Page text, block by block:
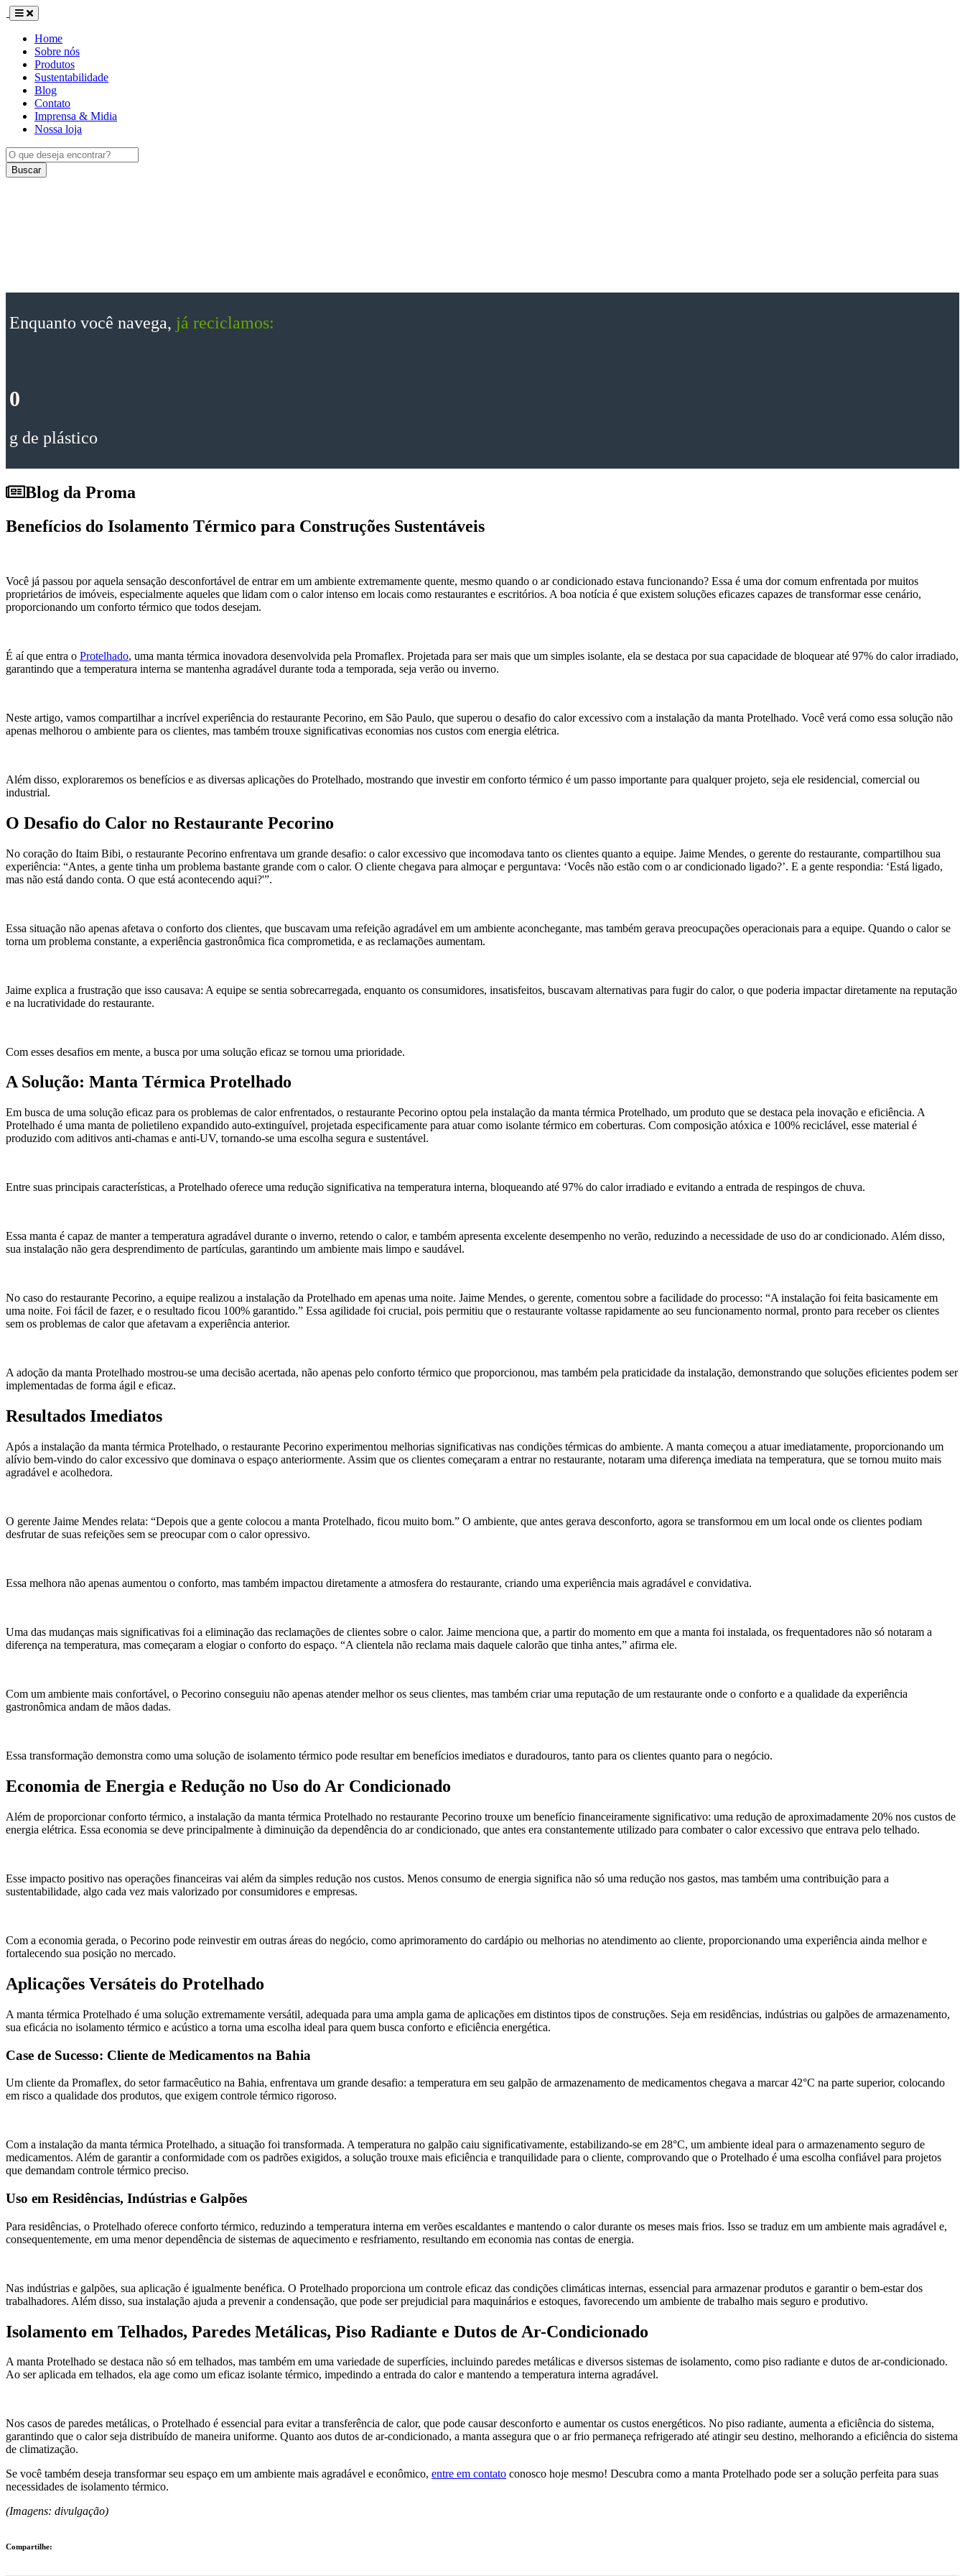
Home
Sobre nós
Produtos
Sustentabilidade
Blog
Contato
Imprensa & Midia
Nossa loja
Buscar
Enquanto você navega, já reciclamos:
10
g de plástico
Blog da Proma
Benefícios do Isolamento Térmico para Construções Sustentáveis
Você já passou por aquela sensação desconfortável de entrar em um ambiente extremamente quente, mesmo quando o ar condicionado estava funcionando? Essa é uma dor comum enfrentada por muitos
proprietários de imóveis, especialmente aqueles que lidam com o calor intenso em locais como restaurantes e escritórios. A boa notícia é que existem soluções eficazes capazes de transformar esse cenário,
proporcionando um conforto térmico que todos desejam.
É aí que entra o Protelhado, uma manta térmica inovadora desenvolvida pela Promaflex. Projetada para ser mais que um simples isolante, ela se destaca por sua capacidade de bloquear até 97% do calor irradiado,
garantindo que a temperatura interna se mantenha agradável durante toda a temporada, seja verão ou inverno.
Neste artigo, vamos compartilhar a incrível experiência do restaurante Pecorino, em São Paulo, que superou o desafio do calor excessivo com a instalação da manta Protelhado. Você verá como essa solução não
apenas melhorou o ambiente para os clientes, mas também trouxe significativas economias nos custos com energia elétrica.
Além disso, exploraremos os benefícios e as diversas aplicações do Protelhado, mostrando que investir em conforto térmico é um passo importante para qualquer projeto, seja ele residencial, comercial ou
industrial.
O Desafio do Calor no Restaurante Pecorino
No coração do Itaim Bibi, o restaurante Pecorino enfrentava um grande desafio: o calor excessivo que incomodava tanto os clientes quanto a equipe. Jaime Mendes, o gerente do restaurante, compartilhou sua
experiência: “Antes, a gente tinha um problema bastante grande com o calor. O cliente chegava para almoçar e perguntava: ‘Vocês não estão com o ar condicionado ligado?’. E a gente respondia: ‘Está ligado,
mas não está dando conta. O que está acontecendo aqui?'”.
Essa situação não apenas afetava o conforto dos clientes, que buscavam uma refeição agradável em um ambiente aconchegante, mas também gerava preocupações operacionais para a equipe. Quando o calor se
torna um problema constante, a experiência gastronômica fica comprometida, e as reclamações aumentam.
Jaime explica a frustração que isso causava: A equipe se sentia sobrecarregada, enquanto os consumidores, insatisfeitos, buscavam alternativas para fugir do calor, o que poderia impactar diretamente na reputação
e na lucratividade do restaurante.
Com esses desafios em mente, a busca por uma solução eficaz se tornou uma prioridade.
A Solução: Manta Térmica Protelhado
Em busca de uma solução eficaz para os problemas de calor enfrentados, o restaurante Pecorino optou pela instalação da manta térmica Protelhado, um produto que se destaca pela inovação e eficiência. A
Protelhado é uma manta de polietileno expandido auto-extinguível, projetada especificamente para atuar como isolante térmico em coberturas. Com composição atóxica e 100% reciclável, esse material é
produzido com aditivos anti-chamas e anti-UV, tornando-se uma escolha segura e sustentável.
Entre suas principais características, a Protelhado oferece uma redução significativa na temperatura interna, bloqueando até 97% do calor irradiado e evitando a entrada de respingos de chuva.
Essa manta é capaz de manter a temperatura agradável durante o inverno, retendo o calor, e também apresenta excelente desempenho no verão, reduzindo a necessidade de uso do ar condicionado. Além disso,
sua instalação não gera desprendimento de partículas, garantindo um ambiente mais limpo e saudável.
No caso do restaurante Pecorino, a equipe realizou a instalação da Protelhado em apenas uma noite. Jaime Mendes, o gerente, comentou sobre a facilidade do processo: “A instalação foi feita basicamente em
uma noite. Foi fácil de fazer, e o resultado ficou 100% garantido.” Essa agilidade foi crucial, pois permitiu que o restaurante voltasse rapidamente ao seu funcionamento normal, pronto para receber os clientes
sem os problemas de calor que afetavam a experiência anterior.
A adoção da manta Protelhado mostrou-se uma decisão acertada, não apenas pelo conforto térmico que proporcionou, mas também pela praticidade da instalação, demonstrando que soluções eficientes podem ser
implementadas de forma ágil e eficaz.
Resultados Imediatos
Após a instalação da manta térmica Protelhado, o restaurante Pecorino experimentou melhorias significativas nas condições térmicas do ambiente. A manta começou a atuar imediatamente, proporcionando um
alívio bem-vindo do calor excessivo que dominava o espaço anteriormente. Assim que os clientes começaram a entrar no restaurante, notaram uma diferença imediata na temperatura, que se tornou muito mais
agradável e acolhedora.
O gerente Jaime Mendes relata: “Depois que a gente colocou a manta Protelhado, ficou muito bom.” O ambiente, que antes gerava desconforto, agora se transformou em um local onde os clientes podiam
desfrutar de suas refeições sem se preocupar com o calor opressivo.
Essa melhora não apenas aumentou o conforto, mas também impactou diretamente a atmosfera do restaurante, criando uma experiência mais agradável e convidativa.
Uma das mudanças mais significativas foi a eliminação das reclamações de clientes sobre o calor. Jaime menciona que, a partir do momento em que a manta foi instalada, os frequentadores não só notaram a
diferença na temperatura, mas começaram a elogiar o conforto do espaço. “A clientela não reclama mais daquele calorão que tinha antes,” afirma ele.
Com um ambiente mais confortável, o Pecorino conseguiu não apenas atender melhor os seus clientes, mas também criar uma reputação de um restaurante onde o conforto e a qualidade da experiência
gastronômica andam de mãos dadas.
Essa transformação demonstra como uma solução de isolamento térmico pode resultar em benefícios imediatos e duradouros, tanto para os clientes quanto para o negócio.
Economia de Energia e Redução no Uso do Ar Condicionado
Além de proporcionar conforto térmico, a instalação da manta térmica Protelhado no restaurante Pecorino trouxe um benefício financeiramente significativo: uma redução de aproximadamente 20% nos custos de
energia elétrica. Essa economia se deve principalmente à diminuição da dependência do ar condicionado, que antes era constantemente utilizado para combater o calor excessivo que entrava pelo telhado.
Esse impacto positivo nas operações financeiras vai além da simples redução nos custos. Menos consumo de energia significa não só uma redução nos gastos, mas também uma contribuição para a
sustentabilidade, algo cada vez mais valorizado por consumidores e empresas.
Com a economia gerada, o Pecorino pode reinvestir em outras áreas do negócio, como aprimoramento do cardápio ou melhorias no atendimento ao cliente, proporcionando uma experiência ainda melhor e
fortalecendo sua posição no mercado.
Aplicações Versáteis do Protelhado
A manta térmica Protelhado é uma solução extremamente versátil, adequada para uma ampla gama de aplicações em distintos tipos de construções. Seja em residências, indústrias ou galpões de armazenamento,
sua eficácia no isolamento térmico e acústico a torna uma escolha ideal para quem busca conforto e eficiência energética.
Case de Sucesso: Cliente de Medicamentos na Bahia
Um cliente da Promaflex, do setor farmacêutico na Bahia, enfrentava um grande desafio: a temperatura em seu galpão de armazenamento de medicamentos chegava a marcar 42°C na parte superior, colocando
em risco a qualidade dos produtos, que exigem controle térmico rigoroso.
Com a instalação da manta térmica Protelhado, a situação foi transformada. A temperatura no galpão caiu significativamente, estabilizando-se em 28°C, um ambiente ideal para o armazenamento seguro de
medicamentos. Além de garantir a conformidade com os padrões exigidos, a solução trouxe mais eficiência e tranquilidade para o cliente, comprovando que o Protelhado é uma escolha confiável para projetos
que demandam controle térmico preciso.
Uso em Residências, Indústrias e Galpões
Para residências, o Protelhado oferece conforto térmico, reduzindo a temperatura interna em verões escaldantes e mantendo o calor durante os meses mais frios. Isso se traduz em um ambiente mais agradável e,
consequentemente, em uma menor dependência de sistemas de aquecimento e resfriamento, resultando em economia nas contas de energia.
Nas indústrias e galpões, sua aplicação é igualmente benéfica. O Protelhado proporciona um controle eficaz das condições climáticas internas, essencial para armazenar produtos e garantir o bem-estar dos
trabalhadores. Além disso, sua instalação ajuda a prevenir a condensação, que pode ser prejudicial para maquinários e estoques, favorecendo um ambiente de trabalho mais seguro e produtivo.
Isolamento em Telhados, Paredes Metálicas, Piso Radiante e Dutos de Ar-Condicionado
A manta Protelhado se destaca não só em telhados, mas também em uma variedade de superfícies, incluindo paredes metálicas e diversos sistemas de isolamento, como piso radiante e dutos de ar-condicionado.
Ao ser aplicada em telhados, ela age como um eficaz isolante térmico, impedindo a entrada do calor e mantendo a temperatura interna agradável.
Nos casos de paredes metálicas, o Protelhado é essencial para evitar a transferência de calor, que pode causar desconforto e aumentar os custos energéticos. No piso radiante, aumenta a eficiência do sistema,
garantindo que o calor seja distribuído de maneira uniforme. Quanto aos dutos de ar-condicionado, a manta assegura que o ar frio permaneça refrigerado até atingir seu destino, melhorando a eficiência do sistema
de climatização.
Se você também deseja transformar seu espaço em um ambiente mais agradável e econômico, entre em contato conosco hoje mesmo! Descubra como a manta Protelhado pode ser a solução perfeita para suas
necessidades de isolamento térmico.
(Imagens: divulgação)
Compartilhe: